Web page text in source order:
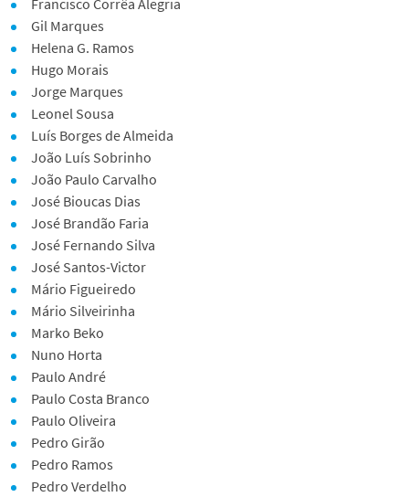
Francisco Corrêa Alegria
Gil Marques
Helena G. Ramos
Hugo Morais
Jorge Marques
Leonel Sousa
Luís Borges de Almeida
João Luís Sobrinho
João Paulo Carvalho
José Bioucas Dias
José Brandão Faria
José Fernando Silva
José Santos-Victor
Mário Figueiredo
Mário Silveirinha
Marko Beko
Nuno Horta
Paulo André
Paulo Costa Branco
Paulo Oliveira
Pedro Girão
Pedro Ramos
Pedro Verdelho